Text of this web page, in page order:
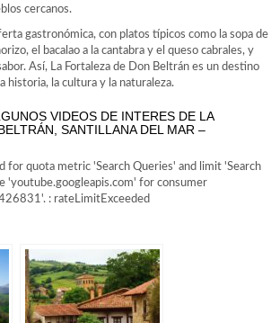
cercanos.
gastronómica, con platos típicos como la sopa de
el bacalao a la cantabra y el queso cabrales, y
Así, La Fortaleza de Don Beltrán es un destino
historia, la cultura y la naturaleza.
VIDEOS DE INTERES DE LA
SANTILLANA DEL MAR –
for quota metric 'Search Queries' and limit 'Search
'youtube.googleapis.com' for consumer
: rateLimitExceeded